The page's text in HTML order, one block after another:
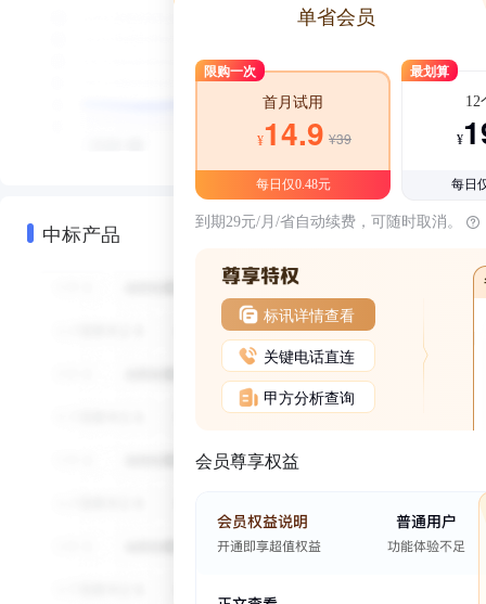
中标产品
单省会员
限购一次
首月试用
¥14.9 ¥39
每日仅0.48元
最划算
12
¥
每日
到期29元/月/省自动续费，可随时取消。
标讯详情查看
关键电话直连
甲方分析查询
会员尊享权益